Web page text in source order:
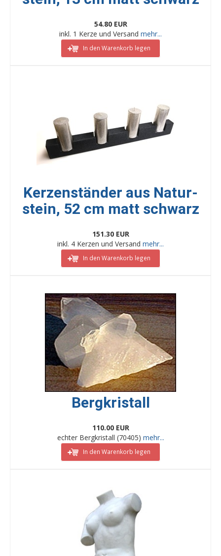
54.80 EUR
inkl. 1 Kerze und Versand mehr...
In den Warenkorb legen
Kerzenständer aus Natur-
stein, 52 cm matt schwarz
151.30 EUR
inkl. 4 Kerzen und Versand mehr...
In den Warenkorb legen
Bergkristall
110.00 EUR
echter Bergkristall (70405) mehr...
In den Warenkorb legen